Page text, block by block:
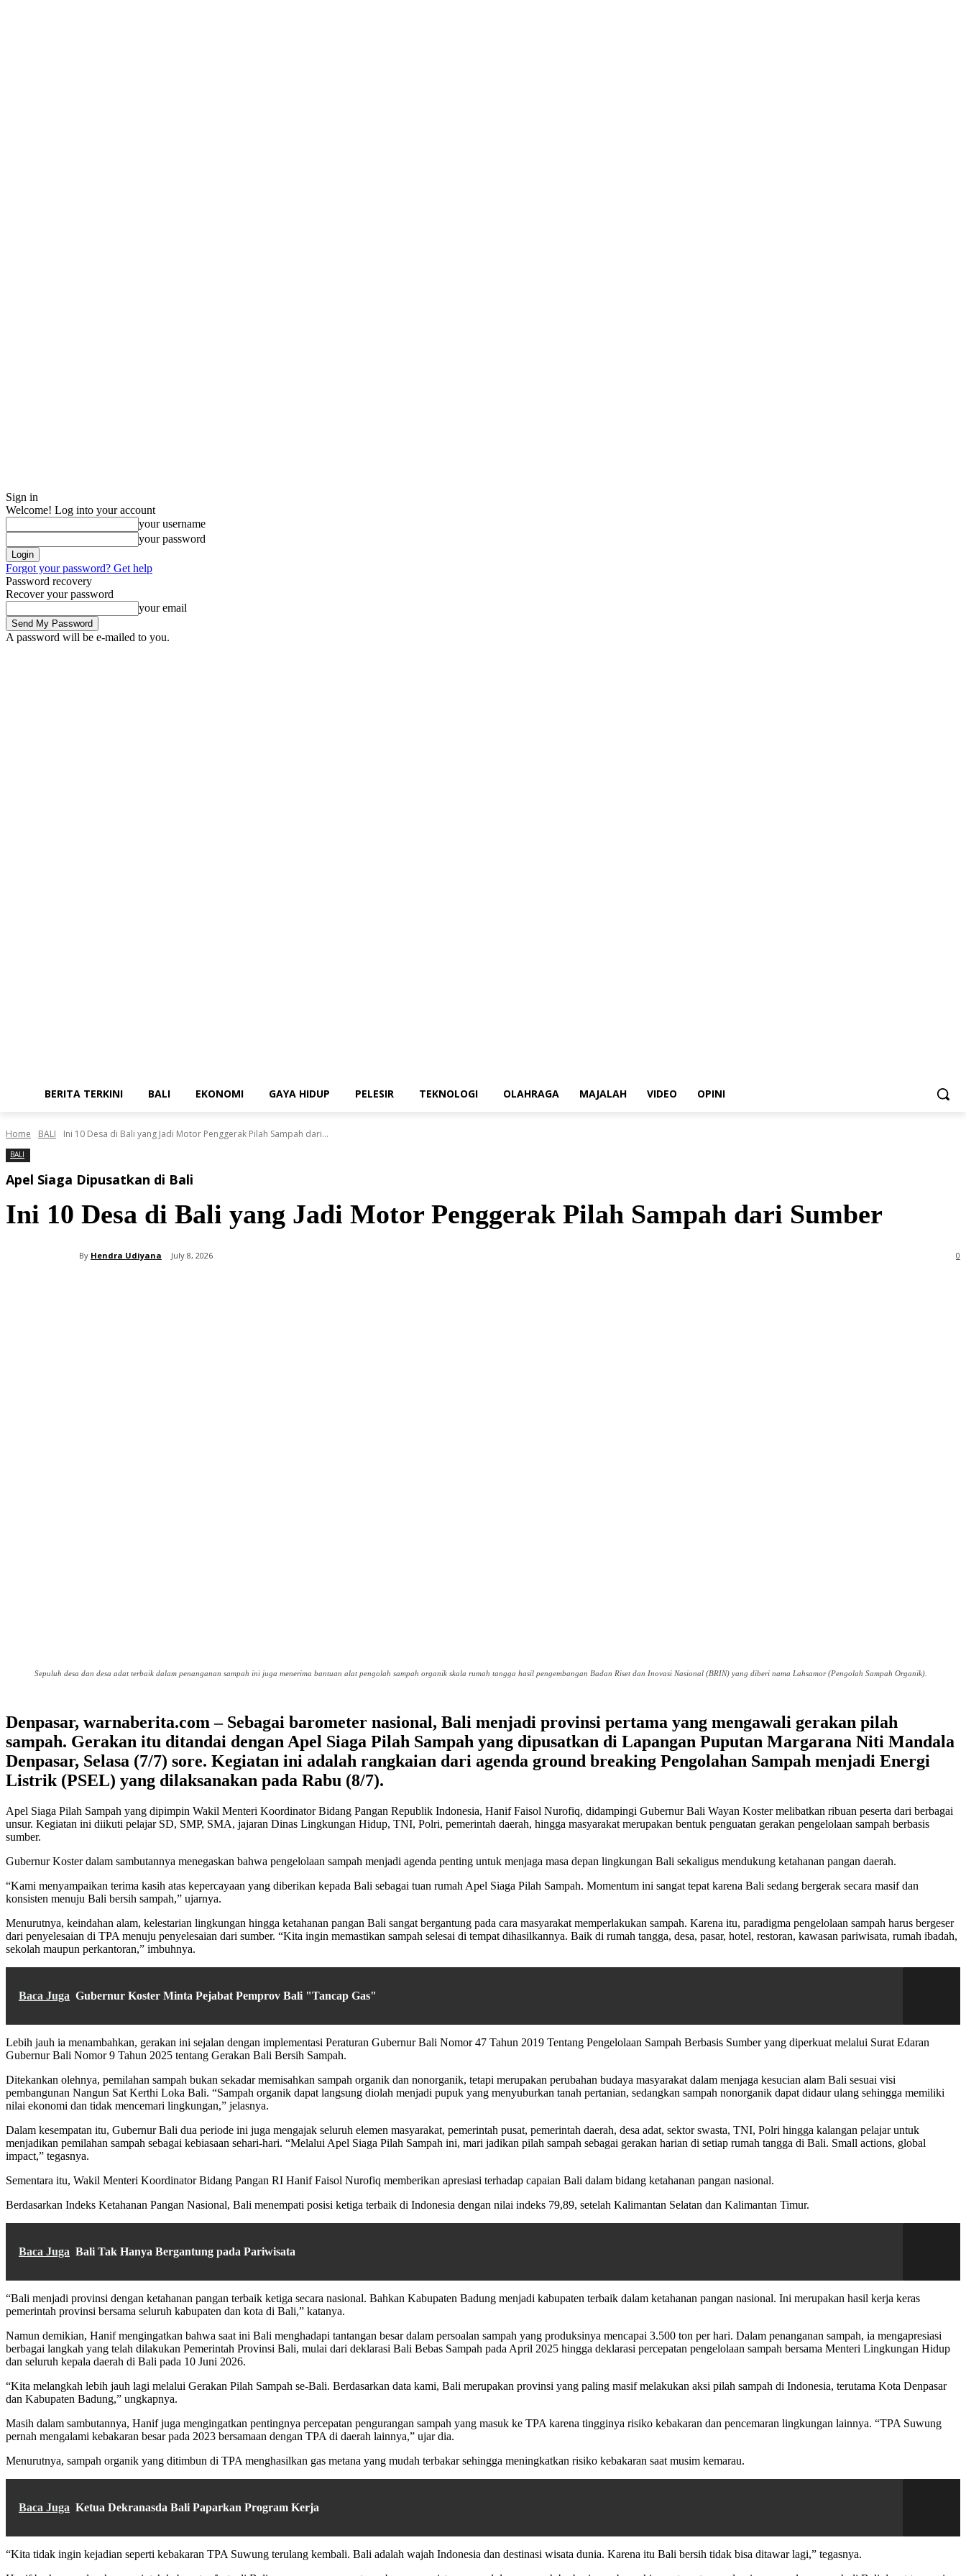
Sign in
Welcome! Log into your account
your username
your password
Forgot your password? Get help
Password recovery
Recover your password
your email
A password will be e-mailed to you.
BERITA TERKINI BALI EKONOMI GAYA HIDUP PELESIR TEKNOLOGI OLAHRAGA MAJALAH VIDEO OPINI
Home BALI Ini 10 Desa di Bali yang Jadi Motor Penggerak Pilah Sampah dari...
BALI
Apel Siaga Dipusatkan di Bali
Ini 10 Desa di Bali yang Jadi Motor Penggerak Pilah Sampah dari Sumber
By Hendra Udiyana July 8, 2026 0
Sepuluh desa dan desa adat terbaik dalam penanganan sampah ini juga menerima bantuan alat pengolah sampah organik skala rumah tangga hasil pengembangan Badan Riset dan Inovasi Nasional (BRIN) yang diberi nama Lahsamor (Pengolah Sampah Organik).
Denpasar, warnaberita.com – Sebagai barometer nasional, Bali menjadi provinsi pertama yang mengawali gerakan pilah
sampah. Gerakan itu ditandai dengan Apel Siaga Pilah Sampah yang dipusatkan di Lapangan Puputan Margarana Niti Mandala
Denpasar, Selasa (7/7) sore. Kegiatan ini adalah rangkaian dari agenda ground breaking Pengolahan Sampah menjadi Energi
Listrik (PSEL) yang dilaksanakan pada Rabu (8/7).
Apel Siaga Pilah Sampah yang dipimpin Wakil Menteri Koordinator Bidang Pangan Republik Indonesia, Hanif Faisol Nurofiq, didampingi Gubernur Bali Wayan Koster melibatkan ribuan peserta dari berbagai
unsur. Kegiatan ini diikuti pelajar SD, SMP, SMA, jajaran Dinas Lingkungan Hidup, TNI, Polri, pemerintah daerah, hingga masyarakat merupakan bentuk penguatan gerakan pengelolaan sampah berbasis
sumber.
Gubernur Koster dalam sambutannya menegaskan bahwa pengelolaan sampah menjadi agenda penting untuk menjaga masa depan lingkungan Bali sekaligus mendukung ketahanan pangan daerah.
“Kami menyampaikan terima kasih atas kepercayaan yang diberikan kepada Bali sebagai tuan rumah Apel Siaga Pilah Sampah. Momentum ini sangat tepat karena Bali sedang bergerak secara masif dan
konsisten menuju Bali bersih sampah,” ujarnya.
Menurutnya, keindahan alam, kelestarian lingkungan hingga ketahanan pangan Bali sangat bergantung pada cara masyarakat memperlakukan sampah. Karena itu, paradigma pengelolaan sampah harus bergeser
dari penyelesaian di TPA menuju penyelesaian dari sumber. “Kita ingin memastikan sampah selesai di tempat dihasilkannya. Baik di rumah tangga, desa, pasar, hotel, restoran, kawasan pariwisata, rumah ibadah,
sekolah maupun perkantoran,” imbuhnya.
Baca Juga Gubernur Koster Minta Pejabat Pemprov Bali "Tancap Gas"
Lebih jauh ia menambahkan, gerakan ini sejalan dengan implementasi Peraturan Gubernur Bali Nomor 47 Tahun 2019 Tentang Pengelolaan Sampah Berbasis Sumber yang diperkuat melalui Surat Edaran
Gubernur Bali Nomor 9 Tahun 2025 tentang Gerakan Bali Bersih Sampah.
Ditekankan olehnya, pemilahan sampah bukan sekadar memisahkan sampah organik dan nonorganik, tetapi merupakan perubahan budaya masyarakat dalam menjaga kesucian alam Bali sesuai visi
pembangunan Nangun Sat Kerthi Loka Bali. “Sampah organik dapat langsung diolah menjadi pupuk yang menyuburkan tanah pertanian, sedangkan sampah nonorganik dapat didaur ulang sehingga memiliki
nilai ekonomi dan tidak mencemari lingkungan,” jelasnya.
Dalam kesempatan itu, Gubernur Bali dua periode ini juga mengajak seluruh elemen masyarakat, pemerintah pusat, pemerintah daerah, desa adat, sektor swasta, TNI, Polri hingga kalangan pelajar untuk
menjadikan pemilahan sampah sebagai kebiasaan sehari-hari. “Melalui Apel Siaga Pilah Sampah ini, mari jadikan pilah sampah sebagai gerakan harian di setiap rumah tangga di Bali. Small actions, global
impact,” tegasnya.
Sementara itu, Wakil Menteri Koordinator Bidang Pangan RI Hanif Faisol Nurofiq memberikan apresiasi terhadap capaian Bali dalam bidang ketahanan pangan nasional.
Berdasarkan Indeks Ketahanan Pangan Nasional, Bali menempati posisi ketiga terbaik di Indonesia dengan nilai indeks 79,89, setelah Kalimantan Selatan dan Kalimantan Timur.
Baca Juga Bali Tak Hanya Bergantung pada Pariwisata
“Bali menjadi provinsi dengan ketahanan pangan terbaik ketiga secara nasional. Bahkan Kabupaten Badung menjadi kabupaten terbaik dalam ketahanan pangan nasional. Ini merupakan hasil kerja keras
pemerintah provinsi bersama seluruh kabupaten dan kota di Bali,” katanya.
Namun demikian, Hanif mengingatkan bahwa saat ini Bali menghadapi tantangan besar dalam persoalan sampah yang produksinya mencapai 3.500 ton per hari. Dalam penanganan sampah, ia mengapresiasi
berbagai langkah yang telah dilakukan Pemerintah Provinsi Bali, mulai dari deklarasi Bali Bebas Sampah pada April 2025 hingga deklarasi percepatan pengelolaan sampah bersama Menteri Lingkungan Hidup
dan seluruh kepala daerah di Bali pada 10 Juni 2026.
“Kita melangkah lebih jauh lagi melalui Gerakan Pilah Sampah se-Bali. Berdasarkan data kami, Bali merupakan provinsi yang paling masif melakukan aksi pilah sampah di Indonesia, terutama Kota Denpasar
dan Kabupaten Badung,” ungkapnya.
Masih dalam sambutannya, Hanif juga mengingatkan pentingnya percepatan pengurangan sampah yang masuk ke TPA karena tingginya risiko kebakaran dan pencemaran lingkungan lainnya. “TPA Suwung
pernah mengalami kebakaran besar pada 2023 bersamaan dengan TPA di daerah lainnya,” ujar dia.
Menurutnya, sampah organik yang ditimbun di TPA menghasilkan gas metana yang mudah terbakar sehingga meningkatkan risiko kebakaran saat musim kemarau.
Baca Juga Ketua Dekranasda Bali Paparkan Program Kerja
“Kita tidak ingin kejadian seperti kebakaran TPA Suwung terulang kembali. Bali adalah wajah Indonesia dan destinasi wisata dunia. Karena itu Bali bersih tidak bisa ditawar lagi,” tegasnya.